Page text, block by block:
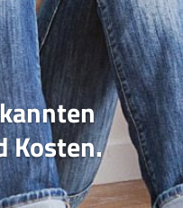
Kosten.